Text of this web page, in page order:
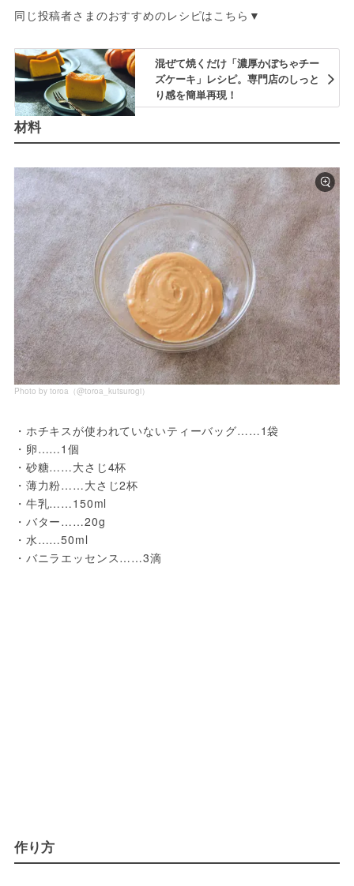
同じ投稿者さまのおすすめのレシピはこちら▼
混ぜて焼くだけ「濃厚かぼちゃチー
ズケーキ」レシピ。専門店のしっと
り感を簡単再現！
材料
Photo by toroa（@toroa_kutsurogi）
・ホチキスが使われていないティーバッグ……1袋
・卵……1個
・砂糖……大さじ4杯
・薄力粉……大さじ2杯
・牛乳……150ml
・バター……20g
・水……50ml
・バニラエッセンス……3滴
作り方